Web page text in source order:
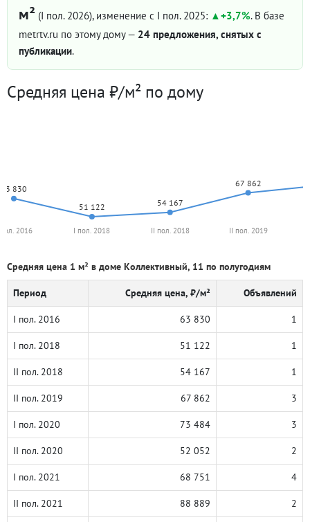
м² (I пол. 2026), изменение с I пол. 2025: +3,7%. В базе
metrtv.ru по этому дому — 24 предложения, снятых с
публикации.
Средняя цена ₽/м² по дому
63 830
51 122 54 167
67 862
2016 I пол. 2018 II пол. 2018 II пол. 2019
Средняя цена 1 м² в доме Коллективный, 11 по полугодиям
Период Средняя цена, ₽/м² Объявлений
I пол. 2016 63 830 1
I пол. 2018 51 122 1
II пол. 2018 54 167 1
II пол. 2019 67 862 3
I пол. 2020 73 484 3
II пол. 2020 52 052 2
I пол. 2021 68 751 4
II пол. 2021 88 889 2